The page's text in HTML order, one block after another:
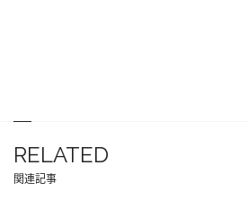
RELATED
関連記事